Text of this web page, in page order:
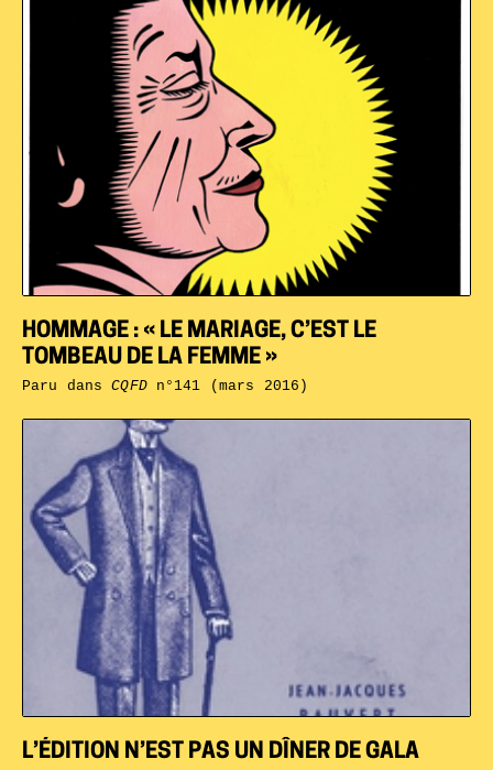
L’ÉDITION N’EST PAS UN DÎNER DE GALA
HOMMAGE : « LE MARIAGE, C’EST LE
TOMBEAU DE LA FEMME »
Paru dansCQFDn°141 (mars 2016)